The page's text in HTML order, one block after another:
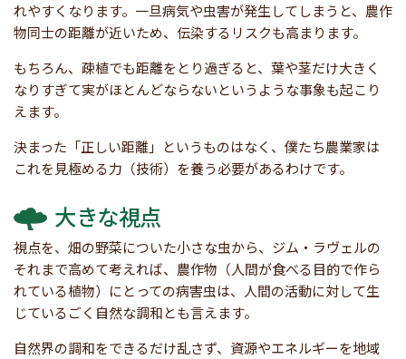
れやすくなります。一旦病気や虫害が発生してしまうと、農作
物同士の距離が近いため、伝染するリスクも高まります。
もちろん、疎植でも距離をとり過ぎると、葉や茎だけ大きく
なりすぎて実がほとんどならないというような事象も起こり
えます。
決まった「正しい距離」というものはなく、僕たち農業家は
これを見極める力（技術）を養う必要があるわけです。
大きな視点
視点を、畑の野菜についた小さな虫から、ジム・ラヴェルの
それまで高めて考えれば、農作物（人間が食べる目的で作ら
れている植物）にとっての病害虫は、人間の活動に対して生
じているごく自然な調和とも言えます。
自然界の調和をできるだけ乱さず、資源やエネルギーを地域